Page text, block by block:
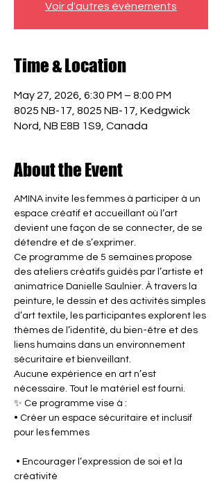
Voir d'autres événements
Time & Location
May 27, 2026, 6:30 PM – 8:00 PM
8025 NB-17, 8025 NB-17, Kedgwick
Nord, NB E8B 1S9, Canada
About the Event
AMINA invite les femmes à participer à un
espace créatif et accueillant où l’art
devient une façon de se connecter, de se
détendre et de s’exprimer.
Ce programme de 5 semaines propose
des ateliers créatifs guidés par l’artiste et
animatrice Danielle Saulnier. À travers la
peinture, le dessin et des activités simples
d’art textile, les participantes explorent les
thèmes de l’identité, du bien-être et des
liens humains dans un environnement
sécuritaire et bienveillant.
Aucune expérience en art n’est
nécessaire. Tout le matériel est fourni.
✨ Ce programme vise à :
• Créer un espace sécuritaire et inclusif
pour les femmes
• Encourager l’expression de soi et la
créativité